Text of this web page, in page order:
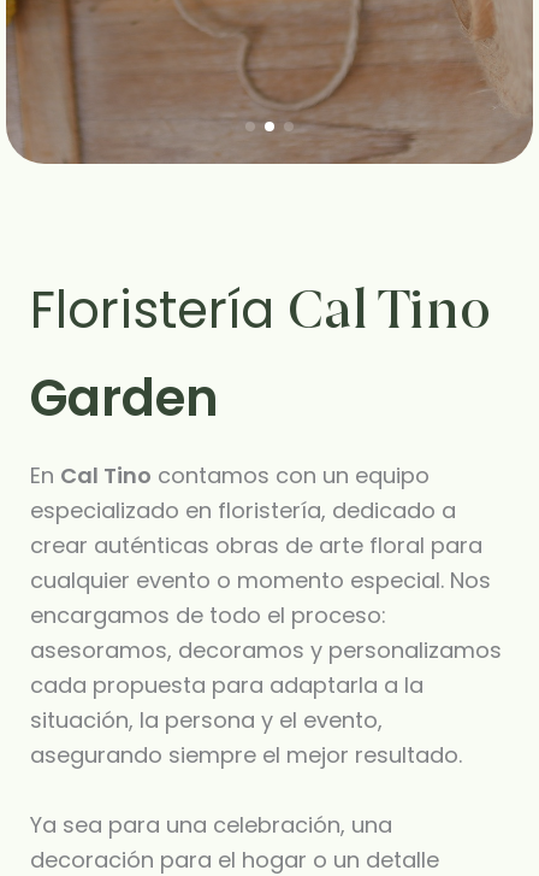
Floristería Cal Tino
Garden
En Cal Tino contamos con un equipo
especializado en floristería, dedicado a
crear auténticas obras de arte floral para
cualquier evento o momento especial. Nos
encargamos de todo el proceso:
asesoramos, decoramos y personalizamos
cada propuesta para adaptarla a la
situación, la persona y el evento,
asegurando siempre el mejor resultado.
Ya sea para una celebración, una
decoración para el hogar o un detalle